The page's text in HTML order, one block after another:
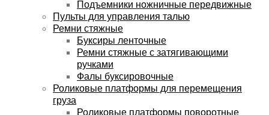
Подъемники ножничные передвижные
Пульты для управления талью
Ремни стяжные
Буксиры ленточные
Ремни стяжные с затягивающими
ручками
Фалы буксировочные
Роликовые платформы для перемещения
груза
Роликовые платформы поворотные